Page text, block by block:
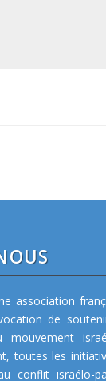
association
de
toutes les
conflit israélo-